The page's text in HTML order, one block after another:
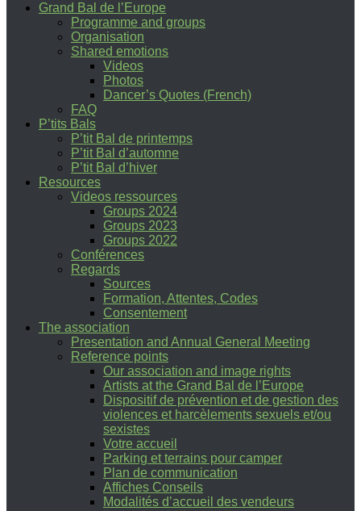
Grand Bal de l’Europe
Programme and groups
Organisation
Shared emotions
Videos
Photos
Dancer’s Quotes (French)
FAQ
P’tits Bals
P’tit Bal de printemps
P’tit Bal d’automne
P’tit Bal d’hiver
Resources
Videos ressources
Groups 2024
Groups 2023
Groups 2022
Conférences
Regards
Sources
Formation, Attentes, Codes
Consentement
The association
Presentation and Annual General Meeting
Reference points
Our association and image rights
Artists at the Grand Bal de l’Europe
Dispositif de prévention et de gestion des
violences et harcèlements sexuels et/ou
sexistes
Votre accueil
Parking et terrains pour camper
Plan de communication
Affiches Conseils
Modalités d’accueil des vendeurs